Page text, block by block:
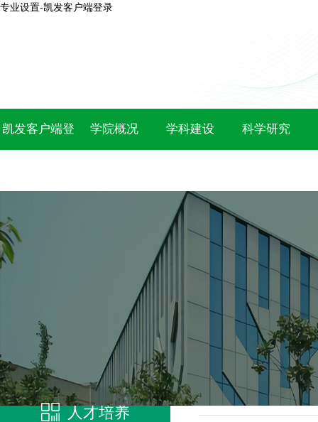
专业设置-凯发客户端登录
凯发客户端登 学院概况 学科建设 科学研究
人才培养
凯发客户端登录 本科生